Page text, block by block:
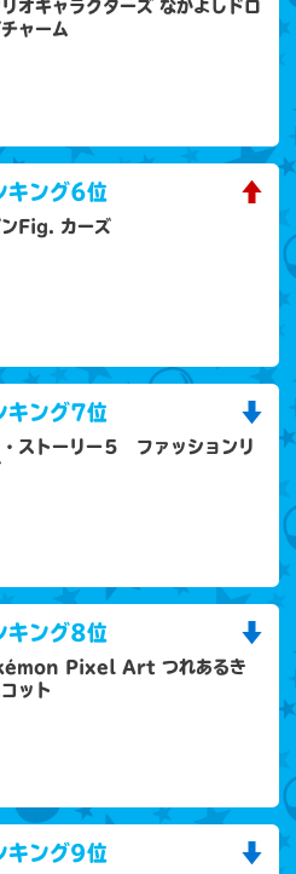
オキャラクターズ なかよしドロ
ャーム
キング6位
ンFig. カーズ
キング7位
・ストーリー５ ファッションリ
キング8位
Pixel Art つれあるき
ット
キング9位